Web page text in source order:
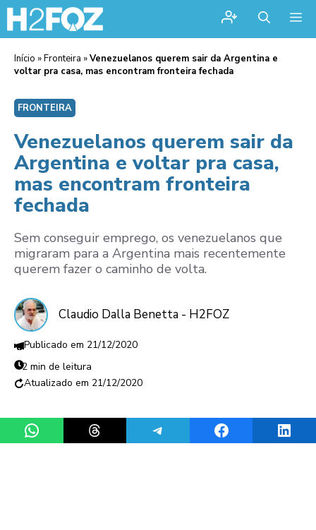
Início »Fronteira »Venezuelanos querem sair da Argentina e
voltar pra casa, mas encontram fronteira fechada
FRONTEIRA
Venezuelanos querem sair da
Argentina e voltar pra casa,
mas encontram fronteira
fechada
Sem conseguir emprego, os venezuelanos que
migraram para a Argentina mais recentemente
querem fazer o caminho de volta.
Claudio Dalla Benetta - H2FOZ
21/12/2020
2 min de leitura
21/12/2020
Share on WhatsAppShare on ThreadsShare on TelegramShare on Facebook